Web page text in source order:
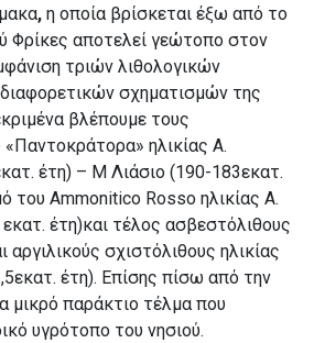
, η οποία βρίσκεται έξω από το
Φρίκες αποτελεί γεώτοπο στον
τριών λιθολογικών
σχηματισμών της
βλέπουμε τους
ηλικίας Α.
έτη) – Μ Λιάσιο (190-183εκατ.
του Ammonitico Rosso ηλικίας Α.
έτη)και τέλος ασβεστόλιθους
αργιλικούς σχιστόλιθους ηλικίας
έτη). Επίσης πίσω από την
μικρό παράκτιο τέλμα που
υγρότοπο του νησιού.